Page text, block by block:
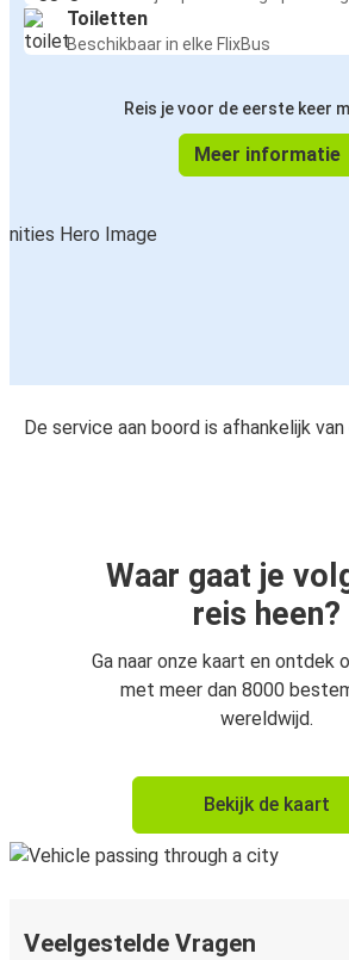
Toiletten
Beschikbaar in elke FlixBus
Reis je voor de eerste keer
Meer informatie
De service aan boord is afhankelijk
Waar gaat je
reis heen?
Ga naar onze kaart en ontdek
met meer dan 8000
wereldwijd.
Bekijk de kaart
Veelgestelde Vragen